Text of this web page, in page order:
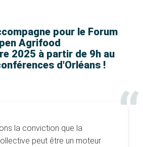
pour le Forum
Agrifood
2025 à partir de 9h au
d'Orléans !
la conviction que la
peut être un moteur
“